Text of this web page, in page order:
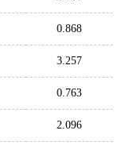
0.868
3.257
0.763
2.096